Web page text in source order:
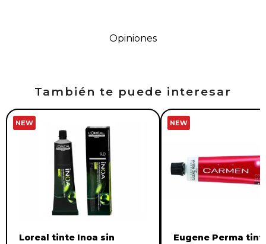
Opiniones
También te puede interesar
NEW
Loreal tinte Inoa sin
NEW
Eugene Perma